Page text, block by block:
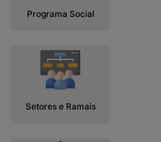
Programa Social
Setores e Ramais